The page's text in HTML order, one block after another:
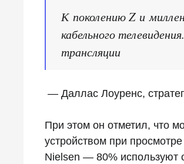
К поколению Z и
кабельного
трансляции
— Даллас Лоуренс,
При этом он отметил, что
устройством при
Nielsen — 80% используют